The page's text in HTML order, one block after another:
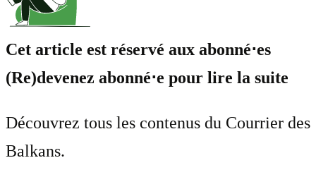
Cet article est réservé aux abonné⋅es
(Re)devenez abonné⋅e pour lire la suite
Découvrez tous les contenus du Courrier des
Balkans.